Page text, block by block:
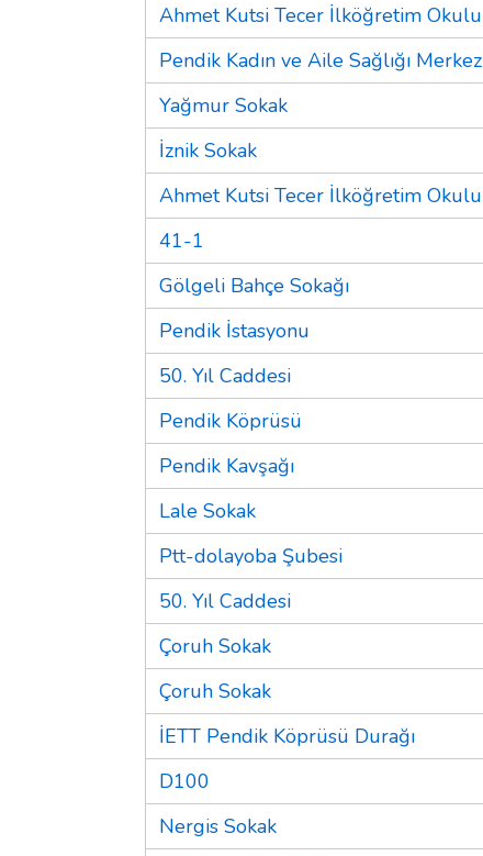
Ahmet Kutsi Tecer İlköğretim Okulu
Pendik Kadın ve Aile Sağlığı Merkez
Yağmur Sokak
İznik Sokak
Ahmet Kutsi Tecer İlköğretim Okulu
41-1
Gölgeli Bahçe Sokağı
Pendik İstasyonu
50. Yıl Caddesi
Pendik Köprüsü
Pendik Kavşağı
Lale Sokak
Ptt-dolayoba Şubesi
50. Yıl Caddesi
Çoruh Sokak
Çoruh Sokak
İETT Pendik Köprüsü Durağı
D100
Nergis Sokak